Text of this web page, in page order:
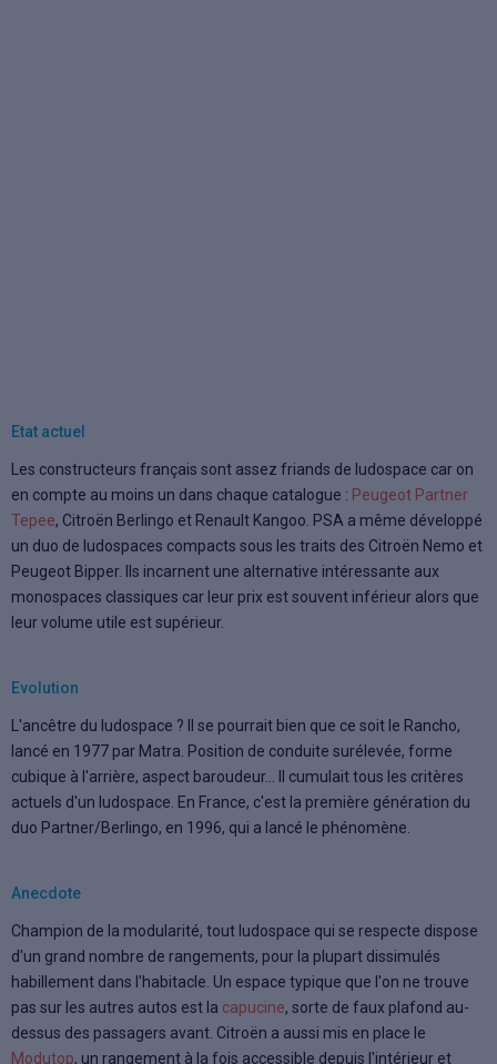
Etat actuel
Les constructeurs français sont assez friands de ludospace car on
en compte au moins un dans chaque catalogue : Peugeot Partner
Tepee, Citroën Berlingo et Renault Kangoo. PSA a même développé
un duo de ludospaces compacts sous les traits des Citroën Nemo et
Peugeot Bipper. Ils incarnent une alternative intéressante aux
monospaces classiques car leur prix est souvent inférieur alors que
leur volume utile est supérieur.
Evolution
L'ancêtre du ludospace ? Il se pourrait bien que ce soit le Rancho,
lancé en 1977 par Matra. Position de conduite surélevée, forme
cubique à l'arrière, aspect baroudeur... Il cumulait tous les critères
actuels d'un ludospace. En France, c'est la première génération du
duo Partner/Berlingo, en 1996, qui a lancé le phénomène.
Anecdote
Champion de la modularité, tout ludospace qui se respecte dispose
d'un grand nombre de rangements, pour la plupart dissimulés
habillement dans l'habitacle. Un espace typique que l'on ne trouve
pas sur les autres autos est la capucine, sorte de faux plafond au-
dessus des passagers avant. Citroën a aussi mis en place le
Modutop, un rangement à la fois accessible depuis l'intérieur et